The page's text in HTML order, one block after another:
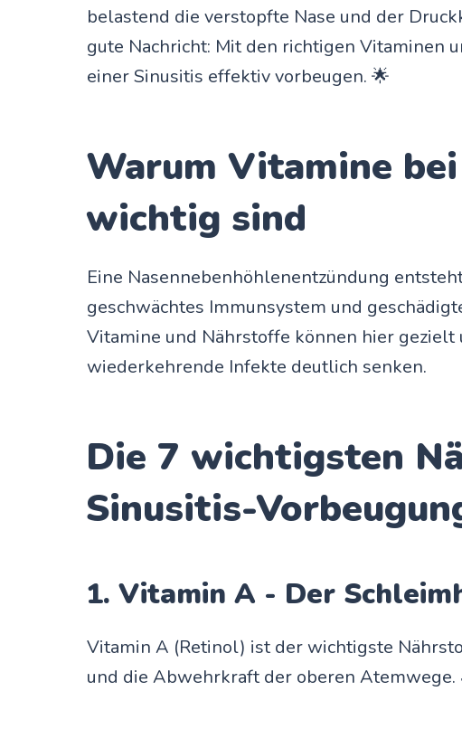
belastend die verstopfte Nase und der
gute Nachricht: Mit den richtigen Vitaminen
einer Sinusitis effektiv vorbeugen. 🌟
Warum Vitamine
wichtig sind
Eine Nasennebenhöhlenentzündung
geschwächtes Immunsystem und
Vitamine und Nährstoffe können hier
wiederkehrende Infekte deutlich senken.
Die 7 wichtigsten
Sinusitis-
1. Vitamin A - Der
Vitamin A (Retinol) ist der wichtigste
und die Abwehrkraft der oberen Atemwege.